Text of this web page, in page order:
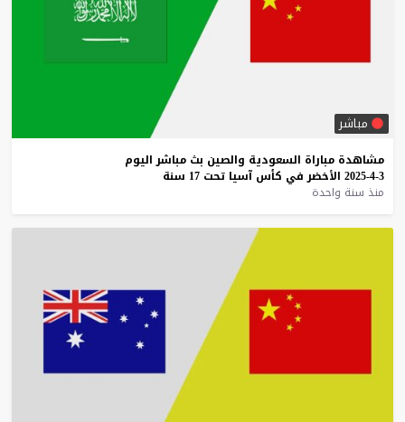
مباشر
مشاهدة مباراة السعودية والصين بث مباشر اليوم
3-4-2025
الأخضر في كأس آسيا تحت 17 سنة
منذ سنة واحدة